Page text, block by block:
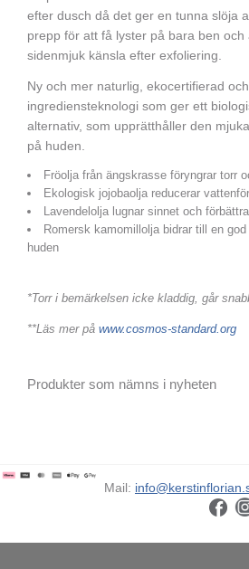
efter dusch då det ger en tunna slöja
prepp för att få lyster på bara ben och
sidenmjuk känsla efter exfoliering.
Ny och mer naturlig, ekocertifierad
ingrediensteknologi som ger ett
alternativ, som upprätthåller den
på huden.
Fröolja från ängskrasse föryngrar torr
Ekologisk jojobaolja reducerar
Lavendelolja lugnar sinnet och
Romersk kamomillolja bidrar till en
huden
*Torr i bemärkelsen icke kladdig, går
**Läs mer på www.cosmos-standard.org
Produkter som nämns i nyheten
Mail: